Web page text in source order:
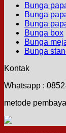
Bunga
Bunga
Bunga
Bunga box
Bunga
Bunga
Kontak
Whatsapp :
metode